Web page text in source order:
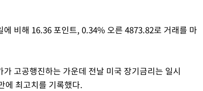
비해 16.36 포인트, 0.34% 오른 4873.82로 거래를 마
고공행진하는 가운데 전날 미국 장기금리는 일시
에 최고치를 기록했다.